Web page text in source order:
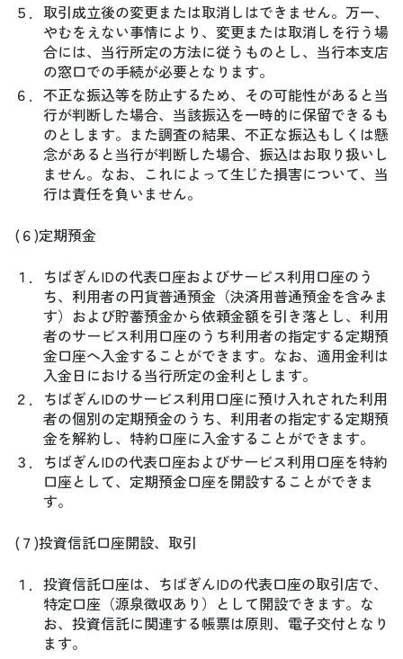
５． 取引成立後の変更または取消しはできません。万一、
やむをえない事情により、変更または取消しを行う場
合には、当行所定の方法に従うものとし、当行本支店
の窓口での手続が必要となります。
６． 不正な振込等を防止するため、その可能性があると当
行が判断した場合、当該振込を一時的に保留できるも
のとします。また調査の結果、不正な振込もしくは懸
念があると当行が判断した場合、振込はお取り扱いし
ません。なお、これによって生じた損害について、当
行は責任を負いません。
(６)定期預金
１． ちばぎんIDの代表口座およびサービス利用口座のう
ち、利用者の円貨普通預金（決済用普通預金を含みま
す）および貯蓄預金から依頼金額を引き落とし、利用
者のサービス利用口座のうち利用者の指定する定期預
金口座へ入金することができます。なお、適用金利は
入金日における当行所定の金利とします。
２． ちばぎんIDのサービス利用口座に預け入れされた利用
者の個別の定期預金のうち、利用者の指定する定期預
金を解約し、特約口座に入金することができます。
３． ちばぎんIDの代表口座およびサービス利用口座を特約
口座として、定期預金口座を開設することができま
す。
(７)投資信託口座開設、取引
１． 投資信託口座は、ちばぎんIDの代表口座の取引店で、
特定口座（源泉徴収あり）として開設できます。な
お、投資信託に関連する帳票は原則、電子交付となり
ます。